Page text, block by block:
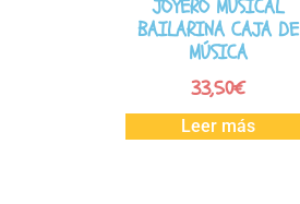
JOYERO MUSICAL
BAILARINA CAJA DE
MÚSICA
33,50€
Leer más